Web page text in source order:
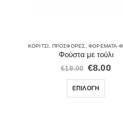
ΚΟΡΊΤΣΙ, ΠΡΟΣΦΟΡΈΣ, ΦΟΡΈΜΑΤΑ-
Φούστα με τούλι
€19.00 €8.00
ΕΠΙΛΟΓΉ